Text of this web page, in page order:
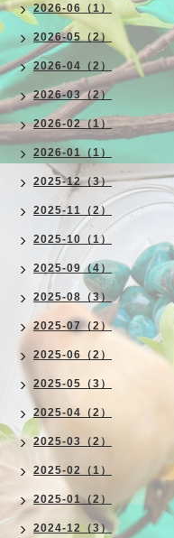
2026-06（1）
2026-05（2）
2026-04（2）
2026-03（2）
2026-02（1）
2026-01（1）
2025-12（3）
2025-11（2）
2025-10（1）
2025-09（4）
2025-08（3）
2025-07（2）
2025-06（2）
2025-05（3）
2025-04（2）
2025-03（2）
2025-02（1）
2025-01（2）
2024-12（3）